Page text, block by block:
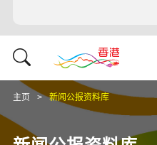
主页 新闻公报资料库